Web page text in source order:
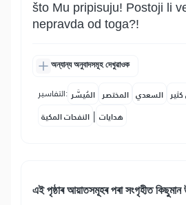
što Mu pripisuju! Postoji li
nepravda od toga?!
অন্যান্য অনুবাদসমূহ দেখুৱাওক
التفاسير: المُيسَّر المختصر السعدي
النفحات المكية | هدايات
এই পৃষ্ঠাৰ আয়াতসমূহৰ পৰা সংগৃহীত